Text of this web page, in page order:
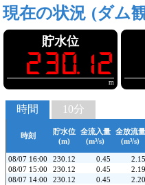
現在の状況 (雨量
貯水位
!230.12
m
時間
時刻
貯水位
(m)
全流入量
(m³/s)
全放流量
(m³/s)
08/07 16:00
230.12 0.45 2.15
08/07 15:00
230.12 0.45 2.19
08/07 14:00
230.12 0.45 2.20
10分